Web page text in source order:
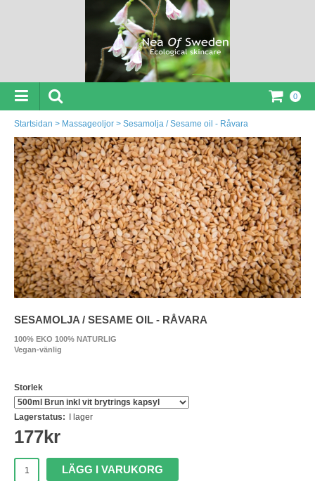
0
Startsidan > Massageoljor > Sesamolja / Sesame oil - Råvara
SESAMOLJA / SESAME OIL - RÅVARA
100% EKO 100% NATURLIG
Vegan-vänlig
Storlek
Lagerstatus: I lager
177kr
LÄGG I VARUKORG